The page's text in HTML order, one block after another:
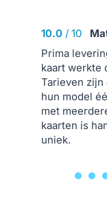
10.0 / 10
Prima
kaart werkte
Tarieven zijn
hun model
met
kaarten is
uniek.